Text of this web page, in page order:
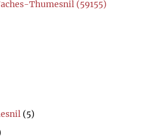
Thumesnil (59155)
(5)